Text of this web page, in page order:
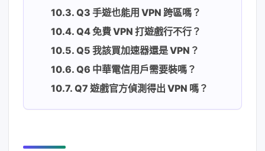
Q3 手遊也能用 VPN 跨區嗎？
Q4 免費 VPN 打遊戲行不行？
Q5 我該買加速器還是 VPN？
Q6 中華電信用戶需要裝嗎？
Q7 遊戲官方偵測得出 VPN 嗎？